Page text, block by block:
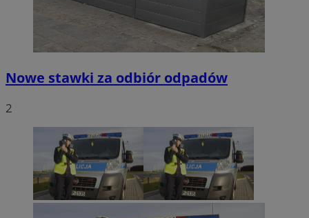
Nowe stawki za odbiór odpadów
2